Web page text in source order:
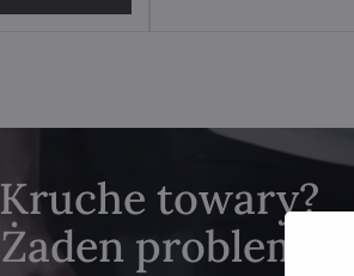
Kruche towary?
Żaden problem!